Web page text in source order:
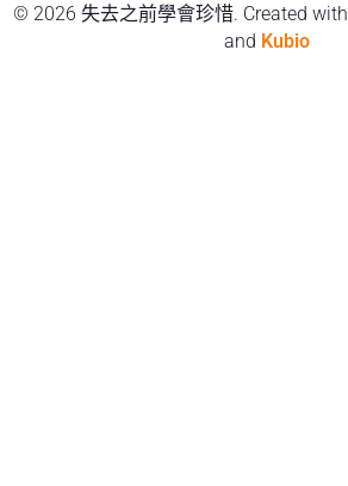
© 2026 失去之前學會珍惜. Created with
and Kubio